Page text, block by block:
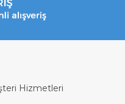
Hizmetleri